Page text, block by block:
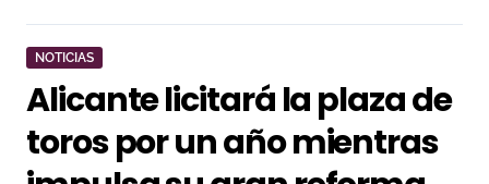
NOTICIAS
Alicante licitará la plaza de
toros por un año mientras